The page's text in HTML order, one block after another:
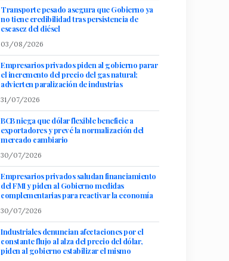
Transporte pesado asegura que Gobierno ya
no tiene credibilidad tras persistencia de
escasez del diésel
03/08/2026
Empresarios privados piden al gobierno parar
el incremento del precio del gas natural;
advierten paralización de industrias
31/07/2026
BCB niega que dólar flexible beneficie a
exportadores y prevé la normalización del
mercado cambiario
30/07/2026
Empresarios privados saludan financiamiento
del FMI y piden al Gobierno medidas
complementarias para reactivar la economía
30/07/2026
Industriales denuncian afectaciones por el
constante flujo al alza del precio del dólar,
piden al gobierno estabilizar el mismo